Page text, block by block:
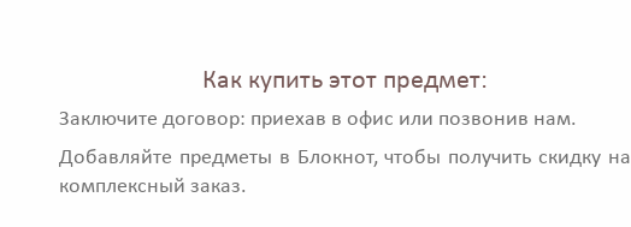
Как купить этот предмет:
Заключите договор: приехав в офис или позвонив нам.
Добавляйте предметы в Блокнот, чтобы получить скидку на
комплексный заказ.